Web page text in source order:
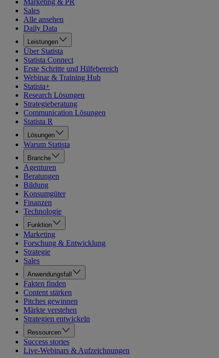
Marketing & PR
Sales
Alle ansehen
Daily Data
Leistungen
Über Statista
Statista Connect
Erste Schritte und Hilfebereich
Webinar & Training Hub
Statista+
Research Lösungen
Strategieberatung
Communication Lösungen
Statista R
Lösungen
Warum Statista
Branche
Agenturen
Beratungen
Bildung
Konsumgüter
Finanzen
Technologie
Funktion
Marketing
Forschung & Entwicklung
Strategie
Sales
Anwendungsfall
Fakten finden
Content stärken
Pitches gewinnen
Märkte verstehen
Strategien entwickeln
Ressourcen
Success stories
Live-Webinars & Aufzeichnungen